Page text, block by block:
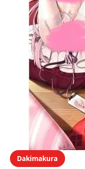
Dakimakura